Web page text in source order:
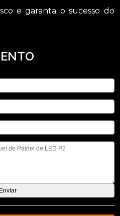
e garanta o sucesso do